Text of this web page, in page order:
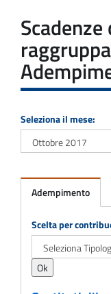
Seleziona il mese:
Adempimento
Adempimento
Scelta per